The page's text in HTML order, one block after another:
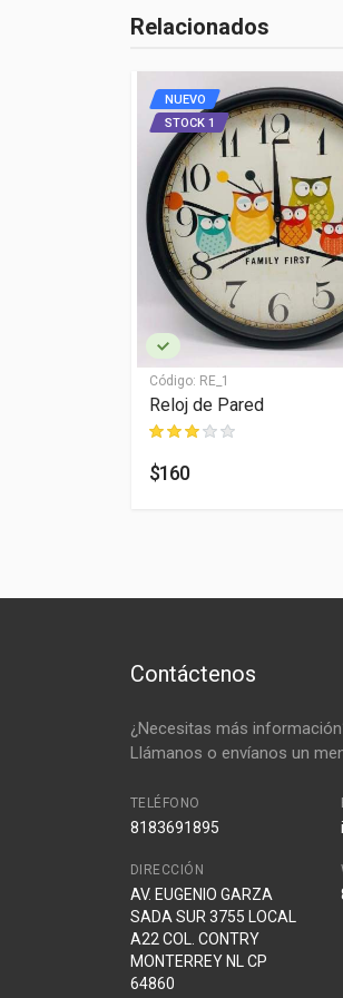
Relacionados
Código: RE_1
NUEVO
STOCK 1
Reloj de Pared
$160
Contáctenos
¿Necesitas más
Llámanos o envíanos un
TELÉFONO
8183691895
DIRECCIÓN
AV. EUGENIO GARZA
SADA SUR 3755 LOCAL
A22 COL. CONTRY
MONTERREY NL CP
64860